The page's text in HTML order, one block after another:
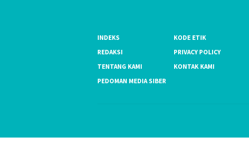
INDEKS KODE ETIK
REDAKSI
PRIVACY POLICY
TENTANG KAMI
KONTAK KAMI
PEDOMAN MEDIA SIBER